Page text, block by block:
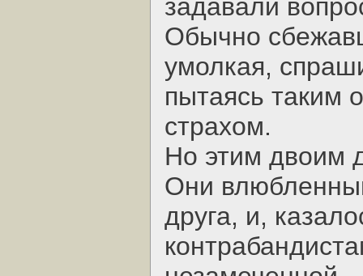
задавали
Обычно
умолкая,
пытаясь таким
страхом.
Но этим двоим
Они
друга, и,